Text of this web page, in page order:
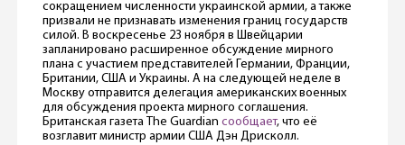
сокращением численности украинской армии, а также
призвали не признавать изменения границ государств
силой. В воскресенье 23 ноября в Швейцарии
запланировано расширенное обсуждение мирного
плана с участием представителей Германии, Франции,
Британии, США и Украины. А на следующей неделе в
Москву отправится делегация американских военных
для обсуждения проекта мирного соглашения.
Британская газета The Guardian сообщает, что её
возглавит министр армии США Дэн Дрисколл.